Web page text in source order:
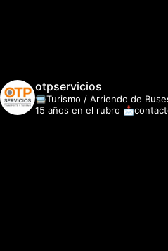
otpservicios
🚍Turismo / Arriendo de
15 años en el rubro